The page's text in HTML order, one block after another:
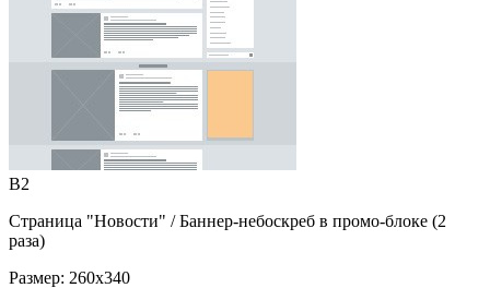
B2
Страница "Новости" / Баннер-небоскреб в промо-блоке (2
раза)
Размер: 260x340